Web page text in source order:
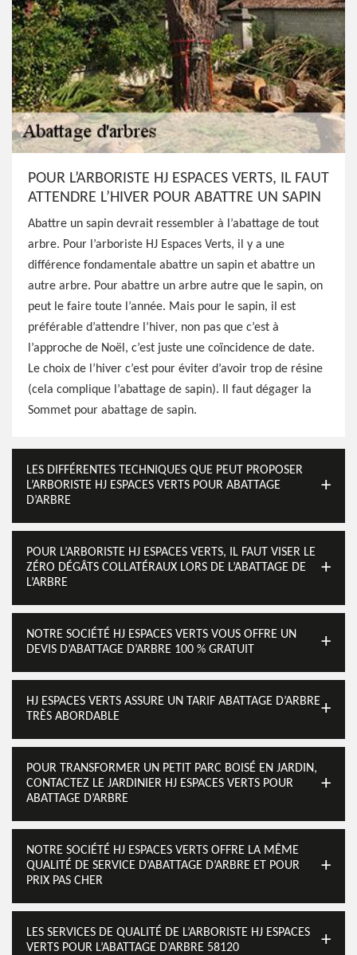
POUR L’ARBORISTE HJ ESPACES VERTS, IL FAUT
ATTENDRE L’HIVER POUR ABATTRE UN SAPIN
Abattre un sapin devrait ressembler à l’abattage de tout
arbre. Pour l’arboriste HJ Espaces Verts, il y a une
différence fondamentale abattre un sapin et abattre un
autre arbre. Pour abattre un arbre autre que le sapin, on
peut le faire toute l’année. Mais pour le sapin, il est
préférable d’attendre l’hiver, non pas que c’est à
l’approche de Noël, c’est juste une coïncidence de date.
Le choix de l’hiver c’est pour éviter d’avoir trop de résine
(cela complique l’abattage de sapin). Il faut dégager la
Sommet pour abattage de sapin.
LES DIFFÉRENTES TECHNIQUES QUE PEUT PROPOSER
L’ARBORISTE HJ ESPACES VERTS POUR ABATTAGE
D’ARBRE
POUR L’ARBORISTE HJ ESPACES VERTS, IL FAUT VISER LE
ZÉRO DÉGÂTS COLLATÉRAUX LORS DE L’ABATTAGE DE
L’ARBRE
NOTRE SOCIÉTÉ HJ ESPACES VERTS VOUS OFFRE UN
DEVIS D’ABATTAGE D’ARBRE 100 % GRATUIT
HJ ESPACES VERTS ASSURE UN TARIF ABATTAGE D’ARBRE
TRÈS ABORDABLE
POUR TRANSFORMER UN PETIT PARC BOISÉ EN JARDIN,
CONTACTEZ LE JARDINIER HJ ESPACES VERTS POUR
ABATTAGE D’ARBRE
NOTRE SOCIÉTÉ HJ ESPACES VERTS OFFRE LA MÊME
QUALITÉ DE SERVICE D’ABATTAGE D’ARBRE ET POUR
PRIX PAS CHER
LES SERVICES DE QUALITÉ DE L’ARBORISTE HJ ESPACES
VERTS POUR L’ABATTAGE D’ARBRE 58120